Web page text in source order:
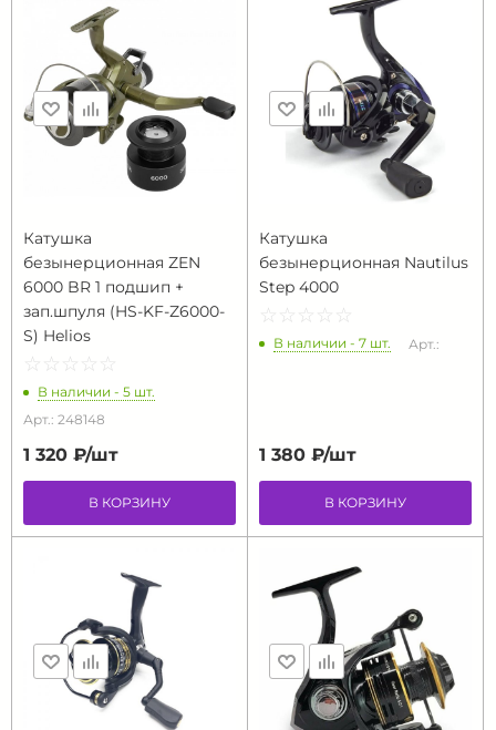
Катушка
безынерционная ZEN
6000 BR 1 подшип +
зап.шпуля (HS-KF-Z6000-
S) Helios
☆ ☆ ☆ ☆ ☆
★ ★ ★ ★ ★
В наличии - 5 шт.
Арт.: 248148
1 320 ₽/шт
В КОРЗИНУ
Катушка
безынерционная Nautilus
Step 4000
☆ ☆ ☆ ☆ ☆
★ ★ ★ ★ ★
В наличии - 7 шт. Арт.:
1 380 ₽/шт
В КОРЗИНУ